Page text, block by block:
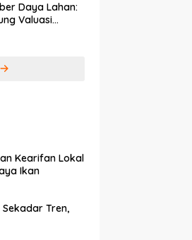
Daya Lahan:
Valuasi
Kearifan Lokal
Ikan
Tren,